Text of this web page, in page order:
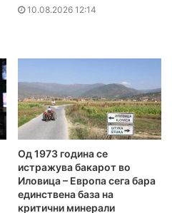
10.08.2026 12:14
Од 1973 година се
истражува бакарот во
Иловица – Европа сега бара
единствена база на
критични минерали